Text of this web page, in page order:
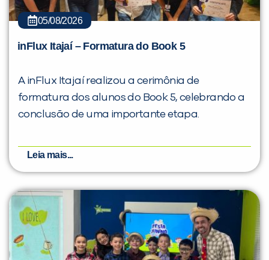
05/08/2026
inFlux Itajaí – Formatura do Book 5
A inFlux Itajaí realizou a cerimônia de
formatura dos alunos do Book 5, celebrando a
conclusão de uma importante etapa.
Leia mais...